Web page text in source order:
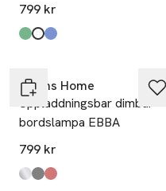
799 kr
Produkten finns i färgerna:
mörkgrön
vit/mässing
blå,
Åhléns Home
Uppladdningsbar dimbar
bordslampa EBBA
799 kr
Produkten finns i färgerna:
Chrome
Warm Grey
Burgundy